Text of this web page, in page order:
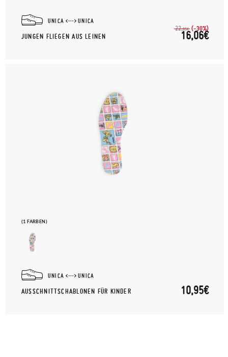
UNICA UNICA
JUNGEN FLIEGEN AUS LEINEN
22,95€ (-30%)
16,06€
(1 FARBEN)
UNICA UNICA
AUSSCHNITTSCHABLONEN FÜR KINDER 10,95€